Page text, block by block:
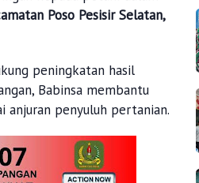
Poso Pesisir Selatan,
peningkatan hasil
Babinsa membantu
anjuran penyuluh pertanian.